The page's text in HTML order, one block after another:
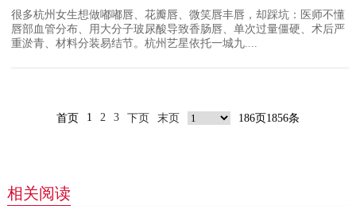
很多杭州女生想做嘟嘟唇、花瓣唇、微笑唇丰唇，却踩坑：医师不懂
唇部血管分布、用大分子玻尿酸导致香肠唇、单次过量僵硬、术后严
重淤青、材料分装易结节。杭州艺星依托一城九....
首页 1 2 3 下页 末页 186页1856条
相关阅读